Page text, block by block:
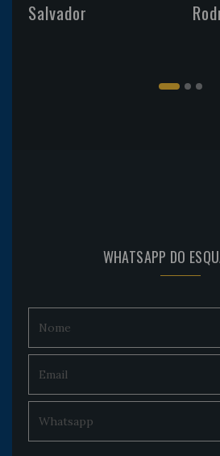
Salvador
WHATSAPP DO